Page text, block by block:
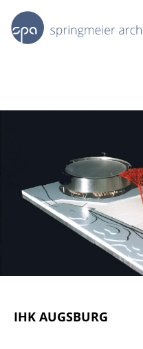
wir
team
über uns
IHK AUGSBURG